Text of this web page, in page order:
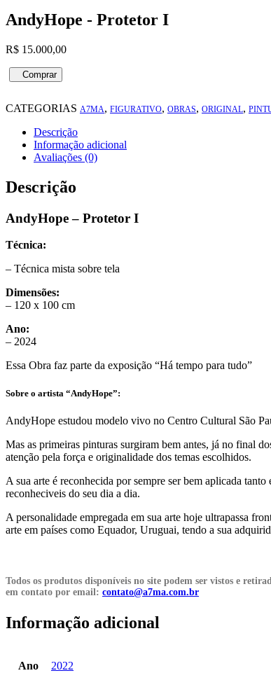
AndyHope - Protetor I
R$ 15.000,00
AndyHope
I
Comprar
CATEGORIAS A7MA, FIGURATIVO, OBRAS, ORIGINAL,
Descrição
Informação adicional
Avaliações (0)
Descrição
AndyHope – Protetor I
Técnica:
– Técnica mista sobre tela
Dimensões:
– 120 x 100 cm
Ano:
– 2024
Essa Obra faz parte da exposição “Há tempo para tudo”
Sobre o artista “AndyHope”:
AndyHope estudou modelo vivo no Centro Cultural São
Mas as primeiras pinturas surgiram bem antes, já no final
atenção pela força e originalidade dos temas escolhidos.
A sua arte é reconhecida por sempre ser bem aplicada
reconheciveis do seu dia a dia.
A personalidade empregada em sua arte hoje ultrapassa
arte em países como Equador, Uruguai, tendo a sua
Todos os produtos disponíveis no site podem ser vistos e
em contato por email: contato@a7ma.com.br
Informação adicional
Ano 2022